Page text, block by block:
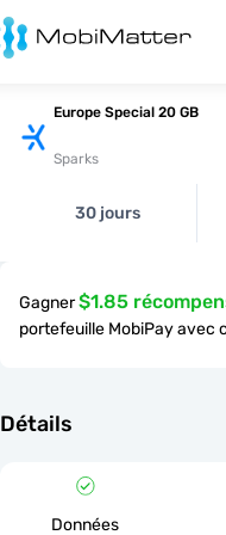
Europe Special 20 GB
Sparks
30 jours
Gagner$1.85
portefeuille MobiPay avec
Détails
Données